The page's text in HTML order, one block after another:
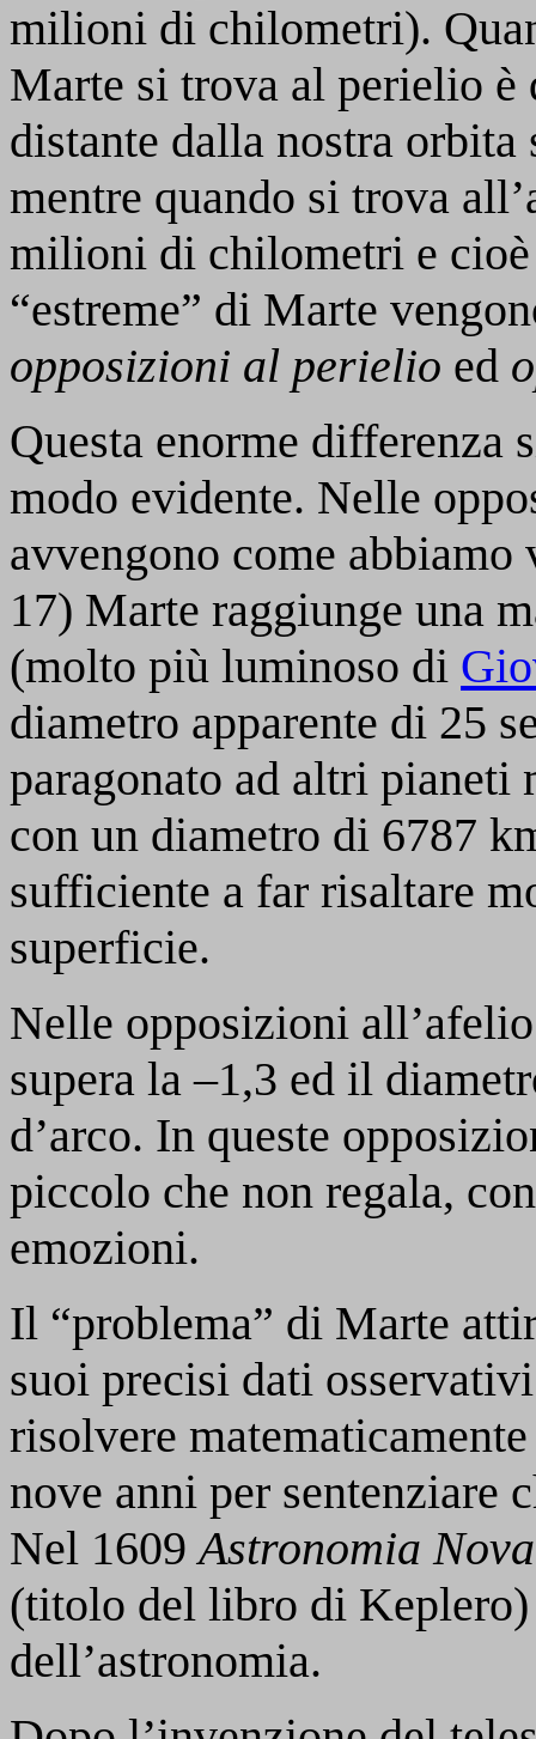
milioni di chilometri).
Marte si trova al perielio è
distante dalla nostra
mentre quando si trova
milioni di chilometri e
“estreme” di Marte
opposizioni al perielio ed
Questa enorme differenza
modo evidente. Nelle
avvengono come
17) Marte raggiunge una
(molto più luminoso di
diametro apparente di 25
paragonato ad altri pianeti
con un diametro di 6787
sufficiente a far risaltare
superficie.
Nelle opposizioni
supera la –1,3 ed il
d’arco. In queste
piccolo che non regala,
emozioni.
Il “problema” di Marte
suoi precisi dati
risolvere
nove anni per sentenziare
Nel 1609Astronomia
(titolo del libro di Keplero)
dell’astronomia.